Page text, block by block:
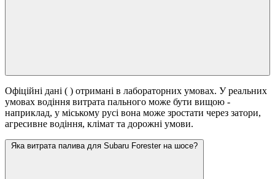
Офіційні дані ( ) отримані в лабораторних умовах. У реальних
умовах водіння витрата пального може бути вищою -
наприклад, у міському русі вона може зростати через затори,
агресивне водіння, клімат та дорожні умови.
Яка витрата палива для Subaru Forester на шосе?